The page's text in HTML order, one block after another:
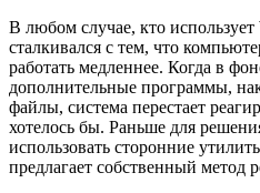
В любом случае, кто использует
сталкивался с тем, что
работать медленнее. Когда в
дополнительные программы,
файлы, система перестает
хотелось бы. Раньше для
использовать сторонние
предлагает собственный метод